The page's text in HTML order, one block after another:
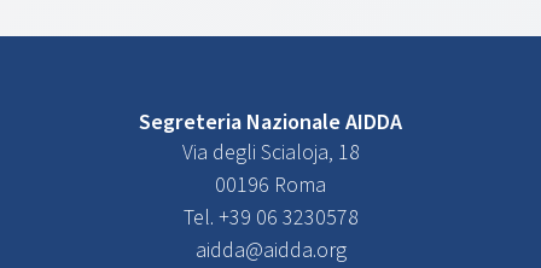
Segreteria Nazionale AIDDA
Via degli Scialoja, 18
00196 Roma
Tel. +39 06 3230578
aidda@aidda.org